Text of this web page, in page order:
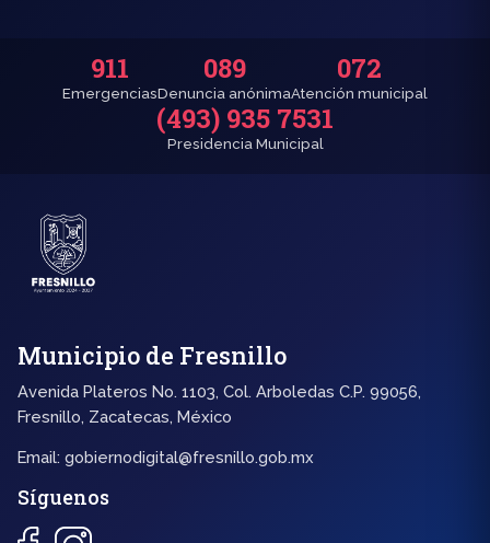
911
Emergencias
089
Denuncia anónima
072
Atención municipal
(493) 935 7531
Presidencia Municipal
Municipio de Fresnillo
Avenida Plateros No. 1103, Col. Arboledas C.P. 99056,
Fresnillo, Zacatecas, México
Email: gobiernodigital@fresnillo.gob.mx
Síguenos